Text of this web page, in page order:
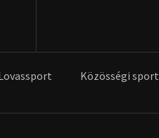
Közösségi sport